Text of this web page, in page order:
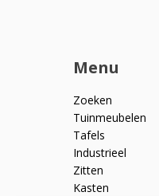
Menu
Zoeken
Tuinmeubelen
Tafels
Industrieel
Zitten
Kasten